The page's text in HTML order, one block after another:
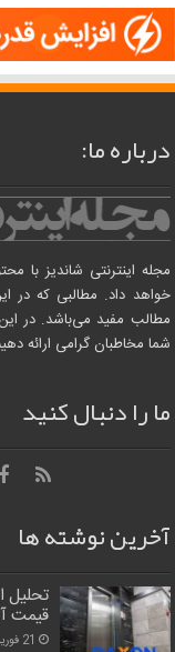
درباره ما:
مجله اینترنتی شاندیز با
خواهد داد. مطالبی که در
مطالب مفید می‌باشد. در این
شما مخاطبان گرامی ارائه
ما را دنبال کنید
آخرین نوشته ها
تحلیل
قیمت
21 فوریه, 2026